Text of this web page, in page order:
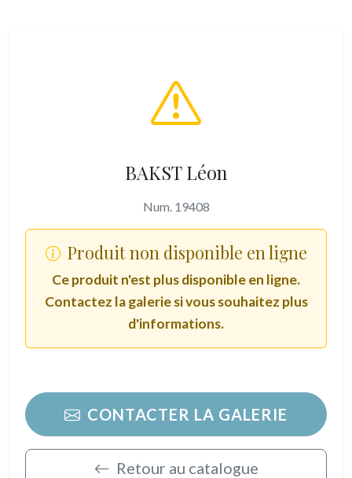
BAKST Léon
Num. 19408
Produit non disponible en ligne
Ce produit n'est plus disponible en ligne.
Contactez la galerie si vous souhaitez plus
d'informations.
CONTACTER LA GALERIE
Retour au catalogue